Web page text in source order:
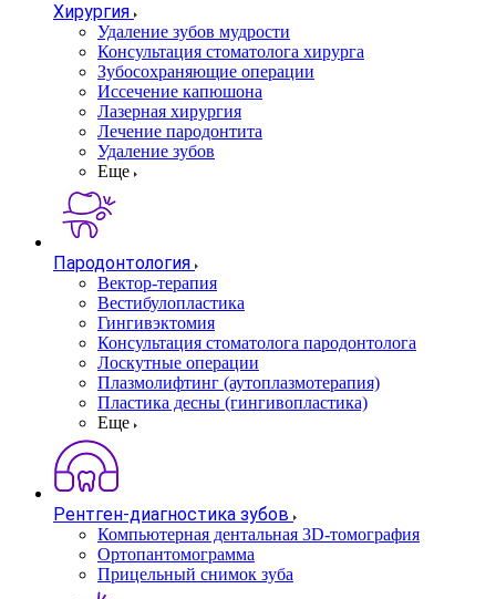
Хирургия
Удаление зубов мудрости
Консультация стоматолога хирурга
Зубосохраняющие операции
Иссечение капюшона
Лазерная хирургия
Лечение пародонтита
Удаление зубов
Еще
Пародонтология
Вектор-терапия
Вестибулопластика
Гингивэктомия
Консультация стоматолога пародонтолога
Лоскутные операции
Плазмолифтинг (аутоплазмотерапия)
Пластика десны (гингивопластика)
Еще
Рентген-диагностика зубов
Компьютерная дентальная 3D-томография
Ортопантомограмма
Прицельный снимок зуба